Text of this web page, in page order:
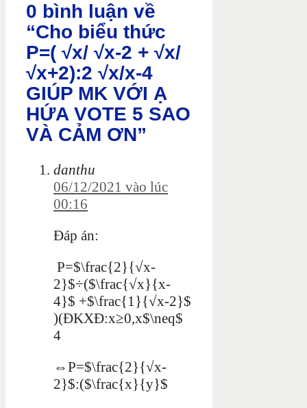
0 bình luận về
“Cho biểu thức
P=( √x/ √x-2 + √x/
√x+2):2 √x/x-4
GIÚP MK VỚI Ạ
HỨA VOTE 5 SAO
VÀ CẢM ƠN”
danthu
06/12/2021 vào lúc
00:16
Đáp án:
P=$\frac{2}{√x-
2}$÷($\frac{√x}{x-
4}$ +$\frac{1}{√x-2}$
)(ĐKXĐ:x≥0,x$\neq$
4
⇔P=$\frac{2}{√x-
2}$:($\frac{x}{y}$